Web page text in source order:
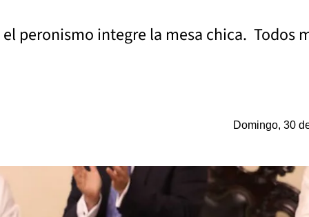
peronismo integre la mesa chica. Todos
Domingo, 30